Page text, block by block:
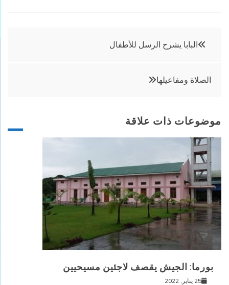
تصفّحالبابا يشرح الرسل للأطفال
الصلاة ومفاعيلها
موضوعات ذات علاقة
بورما: الجيش يقصف لاجئين مسيحيين
25 يناير, 2022